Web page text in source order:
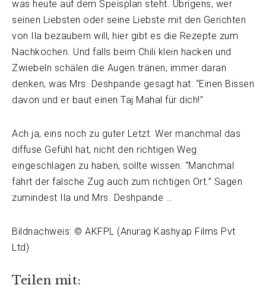
was heute auf dem Speisplan steht. Übrigens, wer
seinen Liebsten oder seine Liebste mit den Gerichten
von Ila bezaubern will, hier gibt es die Rezepte zum
Nachkochen. Und falls beim Chili klein hacken und
Zwiebeln schälen die Augen tränen, immer daran
denken, was Mrs. Deshpande gesagt hat: “Einen Bissen
davon und er baut einen Taj Mahal für dich!”
Ach ja, eins noch zu guter Letzt. Wer manchmal das
diffuse Gefühl hat, nicht den richtigen Weg
eingeschlagen zu haben, sollte wissen: “Manchmal
fährt der falsche Zug auch zum richtigen Ort.” Sagen
zumindest Ila und Mrs. Deshpande …
Bildnachweis: © AKFPL (Anurag Kashyap Films Pvt
Ltd)
Teilen mit: